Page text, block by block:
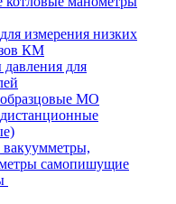
измерения низких
КМ
для
МО
самопишущие